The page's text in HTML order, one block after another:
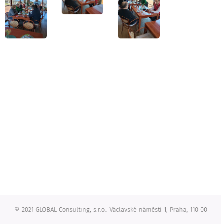
© 2021 GLOBAL Consulting, s.r.o.. Václavské náměstí 1, Praha, 110 00